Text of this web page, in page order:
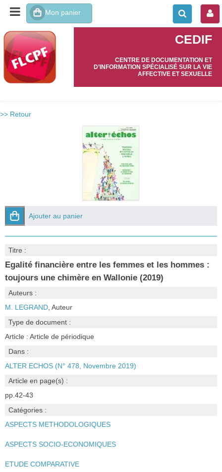
CEDIF
CENTRE DE DOCUMENTATION ET
D’INFORMATION SPÉCIALISÉ SUR LA VIE
AFFECTIVE ET SEXUELLE
>> Retour
Ajouter au panier
Titre :
Egalité financière entre les femmes et les hommes :
toujours une chimère en Wallonie (2019)
Auteurs :
M. LEGRAND, Auteur
Type de document :
Article : Article de périodique
Dans :
ALTER ECHOS (N° 478, Novembre 2019)
Article en page(s) :
pp.42-43
Catégories :
ASPECTS METHODOLOGIQUES
ASPECTS SOCIO-ECONOMIQUES
ETUDE COMPARATIVE